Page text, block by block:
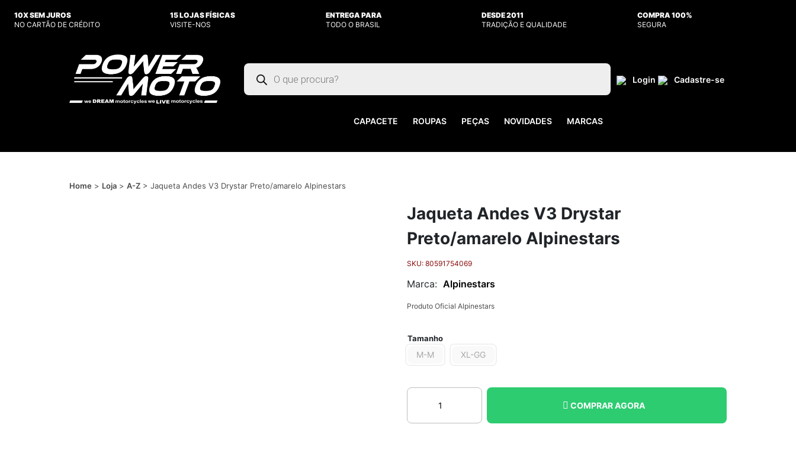
10X SEM JUROS
NO CARTÃO DE CRÉDITO
15 LOJAS FÍSICAS
VISITE-NOS
ENTREGA PARA
TODO O BRASIL
DESDE 2011
TRADIÇÃO E QUALIDADE
COMPRA 100%
SEGURA
Pesquisar
produtos
Login Cadastre-se
CAPACETE ROUPAS PEÇAS NOVIDADES MARCAS
Home > Loja > A-Z > Jaqueta Andes V3 Drystar Preto/amarelo Alpinestars
Jaqueta Andes V3 Drystar
Preto/amarelo Alpinestars
SKU: 80591754069
Marca: Alpinestars
Produto Oficial Alpinestars
Tamanho
M-M XL-GG
V3
COMPRAR AGORA